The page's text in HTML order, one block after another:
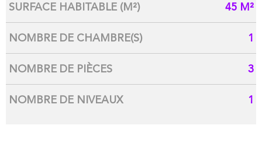
SURFACE HABITABLE (M²) 45 M²
NOMBRE DE CHAMBRE(S) 1
NOMBRE DE PIÈCES 3
NOMBRE DE NIVEAUX 1